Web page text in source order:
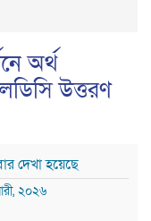
অর্থ
উত্তরণ
দেখা হয়েছে
২০২৬